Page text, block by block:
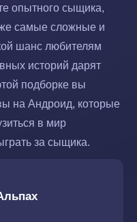
опытного сыщика,
самые сложные и
шанс любителям
историй дарят
подборке вы
на Андроид, которые
в мир
за сыщика.